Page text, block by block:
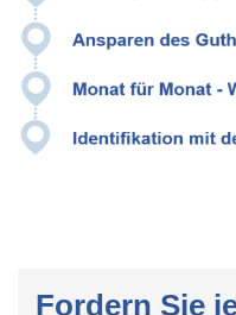
Fordern Sie